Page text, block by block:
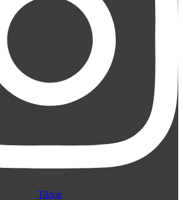
Tiktok